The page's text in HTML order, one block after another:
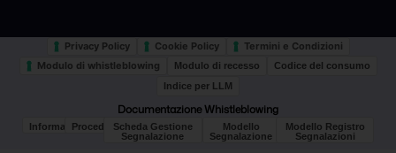
Privacy Policy Cookie Policy
Termini e Condizioni
Modulo di whistleblowing
Modulo di recesso
Codice del consumo
Indice per LLM
Documentazione Whistleblowing
InformativaProceduraScheda Gestione
Segnalazione
Modello
Segnalazione
Modello Registro
Segnalazioni